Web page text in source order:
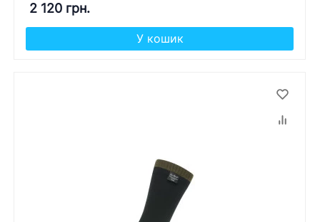
2 120 грн.
У кошик